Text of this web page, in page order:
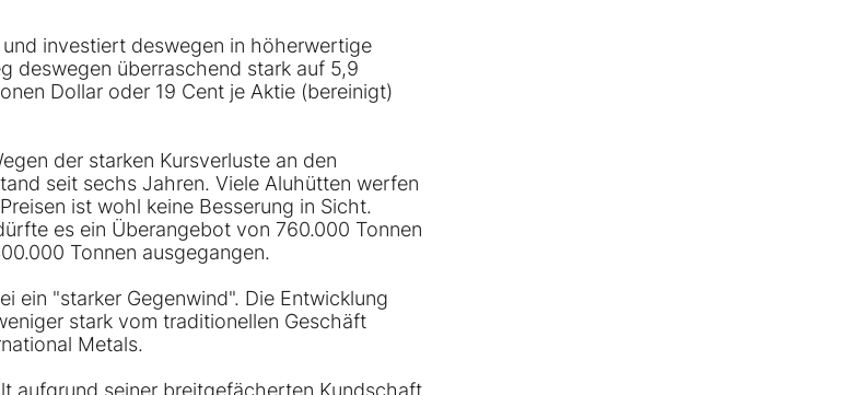
investiert deswegen in höherwertige
deswegen überraschend stark auf 5,9
Dollar oder 19 Cent je Aktie (bereinigt)
der starken Kursverluste an den
seit sechs Jahren. Viele Aluhütten werfen
ist wohl keine Besserung in Sicht.
es ein Überangebot von 760.000 Tonnen
Tonnen ausgegangen.
ein "starker Gegenwind". Die Entwicklung
stark vom traditionellen Geschäft
Metals.
aufgrund seiner breitgefächerten Kundschaft